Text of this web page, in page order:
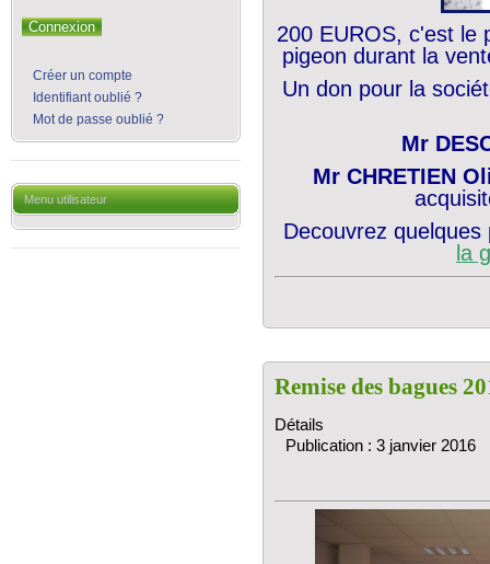
Connexion
Créer un compte
Identifiant oublié ?
Mot de passe oublié ?
Menu utilisateur
200 EUROS, c'est le
pigeon durant la
Un don pour la
Mr
Mr CHRETIEN
Decouvrez
la
Remise des bagues
Détails
Publication : 3 janvier 2016